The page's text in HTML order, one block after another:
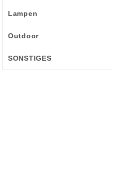
Lampen
Outdoor
SONSTIGES